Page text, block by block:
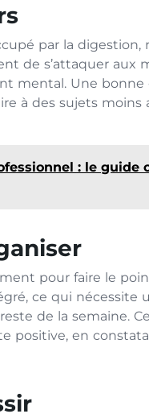
par la
de s’attaquer aux
mental. Une
à des sujets
: le guide
pour faire le
ce qui nécessite
de la semaine.
en